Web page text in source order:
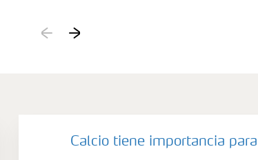
Calcio tiene importancia para